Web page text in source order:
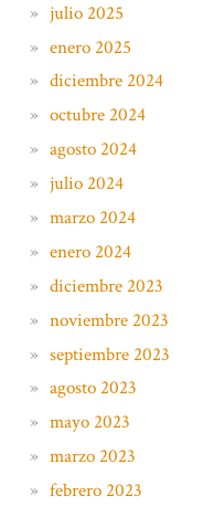
julio 2025
enero 2025
diciembre 2024
octubre 2024
agosto 2024
julio 2024
marzo 2024
enero 2024
diciembre 2023
noviembre 2023
septiembre 2023
agosto 2023
mayo 2023
marzo 2023
febrero 2023